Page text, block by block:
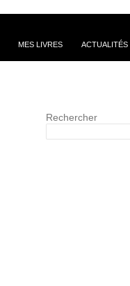
MES LIVRES
Rechercher